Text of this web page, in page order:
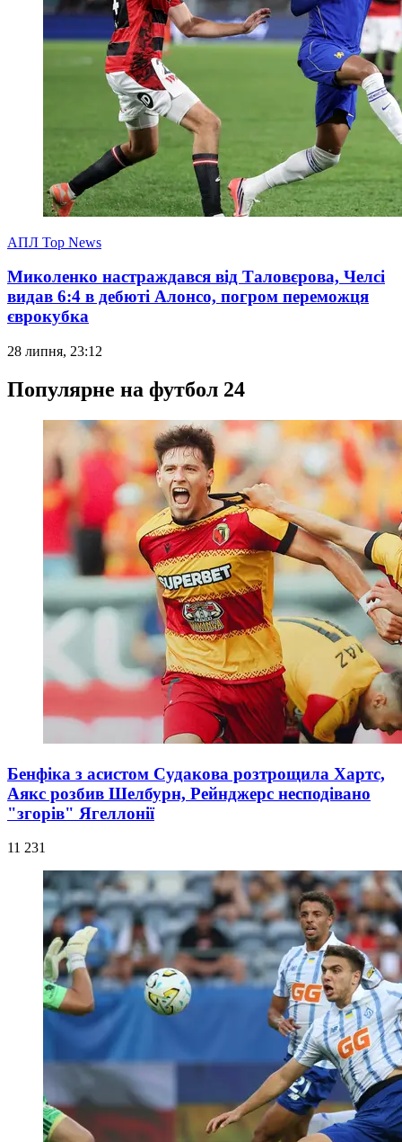
АПЛ Top News
Миколенко настраждався від Таловєрова, Челсі
видав 6:4 в дебюті Алонсо, погром переможця
єврокубка
28 липня, 23:12
Популярне на футбол 24
Бенфіка з асистом Судакова розтрощила Хартс,
Аякс розбив Шелбурн, Рейнджерс несподівано
"згорів" Ягеллонії
11 231